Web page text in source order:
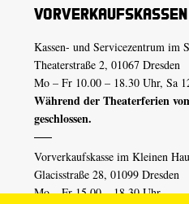
Vorverkaufskassen
Kassen- und Servicezentrum im
Theaterstraße 2, 01067 Dresden
Mo – Fr 10.00 – 18.30 Uhr, Sa
Während der Theaterferien
geschlossen.
Vorverkaufskasse im Kleinen
Glacisstraße 28, 01099 Dresden
Mo – Fr 15.00 – 18.30 Uhr